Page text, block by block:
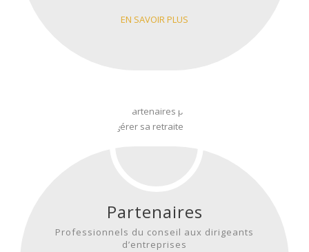
EN SAVOIR PLUS
Partenaires
Professionnels du conseil aux dirigeants
d’entreprises